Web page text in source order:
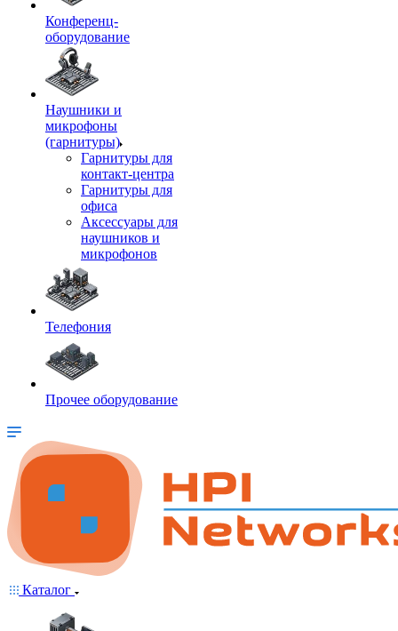
Конференц-
оборудование
Наушники и
микрофоны
(гарнитуры)
Гарнитуры для
контакт-центра
Гарнитуры для
офиса
Аксессуары для
наушников и
микрофонов
Телефония
Прочее оборудование
Каталог